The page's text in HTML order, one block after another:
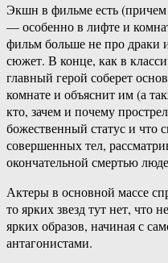
Экшн в фильме есть
— особенно в лифте и
фильм больше не про драки
сюжет. В конце, как в
главный герой соберет
комнате и объяснит им (а
кто, зачем и почему
божественный статус и что
совершенных тел,
окончательной смертью
Актеры в основной массе
то ярких звезд тут нет, что
ярких образов, начиная с
антагонистами.